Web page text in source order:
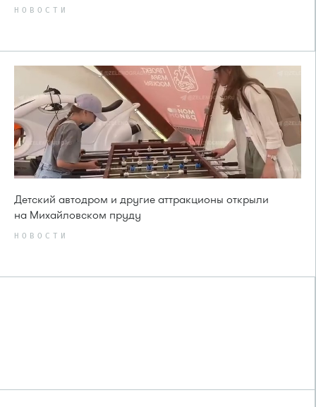
НОВОСТИ
Детский автодром и другие аттракционы открыли
на Михайловском пруду
НОВОСТИ